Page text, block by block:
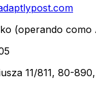
(operando como
11/811, 80-